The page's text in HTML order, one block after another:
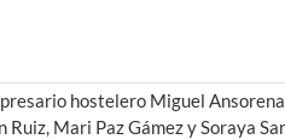
hostelero Miguel
Mari Paz Gámez y Soraya